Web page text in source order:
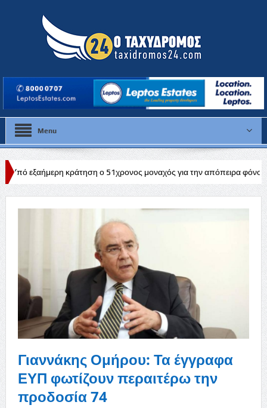
Menu
κράτηση ο 51χρονος μοναχός για την απόπειρα φόνου σε μοναστήρι
Γιαννάκης Ομήρου: Τα έγγραφα
ΕΥΠ φωτίζουν περαιτέρω την
προδοσία 74